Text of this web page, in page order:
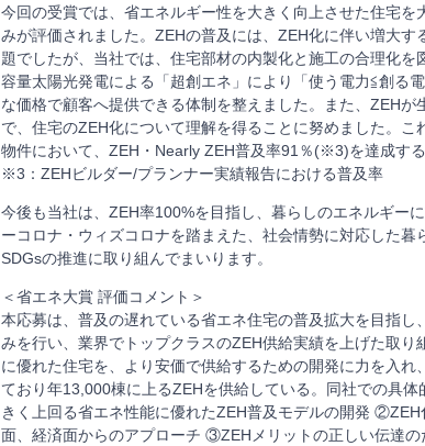
今回の受賞では、省エネルギー性を大きく向上させた住宅
みが評価されました。ZEHの普及には、ZEH化に伴い増大
題でしたが、当社では、住宅部材の内製化と施工の合理化
容量太陽光発電による「超創エネ」により「使う電力≦創る
な価格で顧客へ提供できる体制を整えました。また、ZEH
で、住宅のZEH化について理解を得ることに努めました。
物件において、ZEH・Nearly ZEH普及率91％(※3)を達成す
※3：ZEHビルダー/プランナー実績報告における普及率
今後も当社は、ZEH率100%を目指し、暮らしのエネルギー
ーコロナ・ウィズコロナを踏まえた、社会情勢に対応した
SDGsの推進に取り組んでまいります。
＜省エネ大賞 評価コメント＞
本応募は、普及の遅れている省エネ住宅の普及拡大を目指
みを行い、業界でトップクラスのZEH供給実績を上げた取
に優れた住宅を、より安価で供給するための開発に力を入
ており年13,000棟に上るZEHを供給している。同社での具
きく上回る省エネ性能に優れたZEH普及モデルの開発
面、経済面からのアプローチ ③ZEHメリットの正しい伝達